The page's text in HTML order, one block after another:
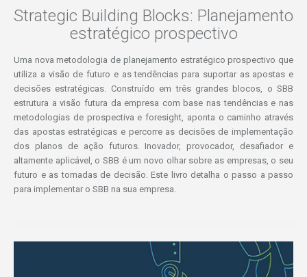
Strategic Building Blocks: Planejamento
estratégico prospectivo
Uma nova metodologia de planejamento estratégico prospectivo que
utiliza a visão de futuro e as tendências para suportar as apostas e
decisões estratégicas. Construído em três grandes blocos, o SBB
estrutura a visão futura da empresa com base nas tendências e nas
metodologias de prospectiva e foresight, aponta o caminho através
das apostas estratégicas e percorre as decisões de implementação
dos planos de ação futuros. Inovador, provocador, desafiador e
altamente aplicável, o SBB é um novo olhar sobre as empresas, o seu
futuro e as tomadas de decisão. Este livro detalha o passo a passo
para implementar o SBB na sua empresa.